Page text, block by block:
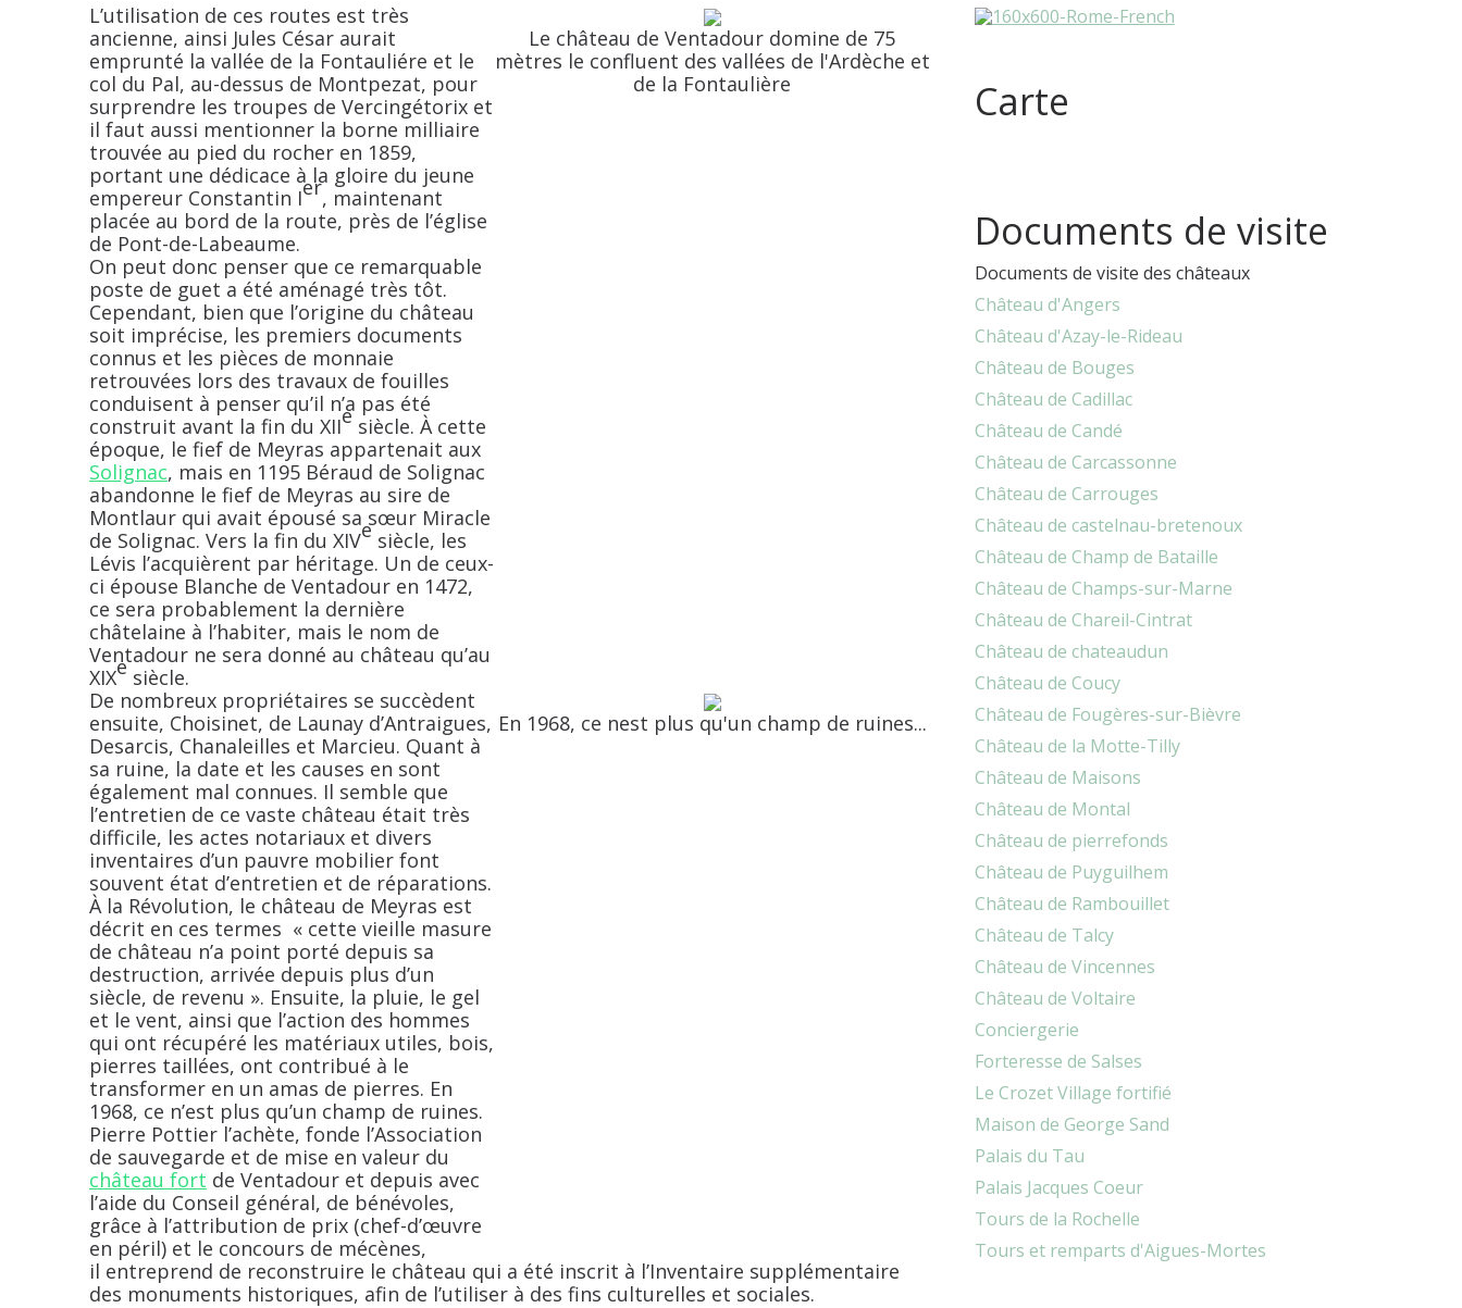
L’utilisation de ces routes est très
ancienne, ainsi Jules César aurait
emprunté la vallée de la Fontauliére et le
col du Pal, au-dessus de Montpezat, pour
surprendre les troupes de Vercingétorix et
il faut aussi mentionner la borne milliaire
trouvée au pied du rocher en 1859,
portant une dédicace à la gloire du jeune
empereur Constantin Ier, maintenant
placée au bord de la route, près de l’église
de Pont-de-Labeaume.
On peut donc penser que ce remarquable
poste de guet a été aménagé très tôt.
Cependant, bien que l’origine du château
soit imprécise, les premiers documents
connus et les pièces de monnaie
retrouvées lors des travaux de fouilles
conduisent à penser qu’il n’a pas été
construit avant la fin du XIIe siècle. À cette
époque, le fief de Meyras appartenait aux
Solignac, mais en 1195 Béraud de Solignac
abandonne le fief de Meyras au sire de
Montlaur qui avait épousé sa sœur Miracle
de Solignac. Vers la fin du XIVe siècle, les
Lévis l’acquièrent par héritage. Un de ceux-
ci épouse Blanche de Ventadour en 1472,
ce sera probablement la dernière
châtelaine à l’habiter, mais le nom de
Ventadour ne sera donné au château qu’au
XIXe siècle.
Le château de Ventadour domine de 75
mètres le confluent des vallées de l'Ardèche et
de la Fontaulière
De nombreux propriétaires se succèdent
ensuite, Choisinet, de Launay d’Antraigues,
Desarcis, Chanaleilles et Marcieu. Quant à
sa ruine, la date et les causes en sont
également mal connues. Il semble que
l’entretien de ce vaste château était très
difficile, les actes notariaux et divers
inventaires d’un pauvre mobilier font
souvent état d’entretien et de réparations.
À la Révolution, le château de Meyras est
décrit en ces termes « cette vieille masure
de château n’a point porté depuis sa
destruction, arrivée depuis plus d’un
siècle, de revenu ». Ensuite, la pluie, le gel
et le vent, ainsi que l’action des hommes
qui ont récupéré les matériaux utiles, bois,
pierres taillées, ont contribué à le
transformer en un amas de pierres. En
1968, ce n’est plus qu’un champ de ruines.
Pierre Pottier l’achète, fonde l’Association
de sauvegarde et de mise en valeur du
château fort de Ventadour et depuis avec
l’aide du Conseil général, de bénévoles,
grâce à l’attribution de prix (chef-d’œuvre
en péril) et le concours de mécènes,
En 1968, ce nest plus qu'un champ de ruines...
il entreprend de reconstruire le château qui a été inscrit à l’Inventaire supplémentaire
des monuments historiques, afin de l’utiliser à des fins culturelles et sociales.
Carte
Documents de visite
Documents de visite des châteaux
Château d'Angers
Château d'Azay-le-Rideau
Château de Bouges
Château de Cadillac
Château de Candé
Château de Carcassonne
Château de Carrouges
Château de castelnau-bretenoux
Château de Champ de Bataille
Château de Champs-sur-Marne
Château de Chareil-Cintrat
Château de chateaudun
Château de Coucy
Château de Fougères-sur-Bièvre
Château de la Motte-Tilly
Château de Maisons
Château de Montal
Château de pierrefonds
Château de Puyguilhem
Château de Rambouillet
Château de Talcy
Château de Vincennes
Château de Voltaire
Conciergerie
Forteresse de Salses
Le Crozet Village fortifié
Maison de George Sand
Palais du Tau
Palais Jacques Coeur
Tours de la Rochelle
Tours et remparts d'Aigues-Mortes